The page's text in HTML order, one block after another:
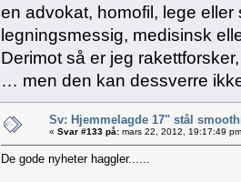
en advokat, homofil, lege
legningsmessig, medisinsk
Derimot så er jeg
… men den kan dessverre
Sv: Hjemmelagde 17" stål
« Svar #133 på: mars 22, 2012, 19:17:49
De gode nyheter haggler......